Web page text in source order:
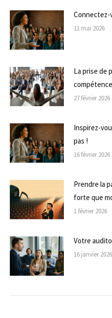
Connectez-
11 mai 2026
La prise de
27 février 2026
Inspirez-
pas !
16 février 2026
Prendre la
forte que
1 février 2026
Votre
16 janvier 2026